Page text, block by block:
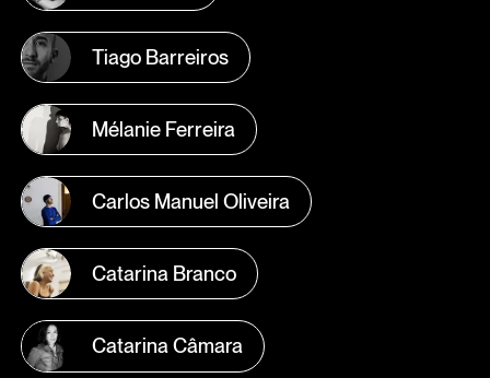
Tiago Barreiros
Mélanie Ferreira
Carlos Manuel Oliveira
Catarina Branco
Catarina Câmara